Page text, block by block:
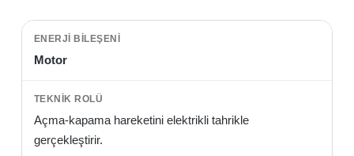
Motor
Açma-kapama hareketini elektrikli tahrikle
gerçekleştirir.